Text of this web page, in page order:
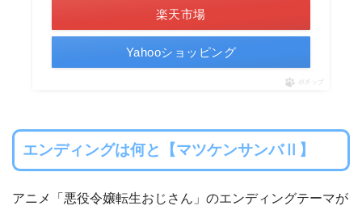
楽天市場
Yahooショッピング
ポチップ
エンディングは何と【マツケンサンバⅡ】
アニメ「悪役令嬢転生おじさん」のエンディングテーマが